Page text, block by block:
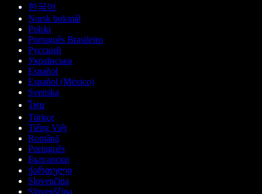
한국어
Norsk bokmål
Polski
Português Brasileiro
Русский
Українська
Español
Español (México)
Svenska
ไทย
Türkçe
Tiếng Việt
Română
Português
Български
ქართული
Slovenčina
Slovenščina